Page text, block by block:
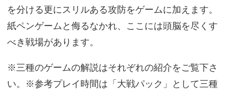
を分ける更にスリルある攻防をゲームに加えます。
紙ペンゲームと侮るなかれ、ここには頭脳を尽くす
べき戦場があります。
※三種のゲームの解説はそれぞれの紹介をご覧下さ
い。※参考プレイ時間は「大戦パック」として三種